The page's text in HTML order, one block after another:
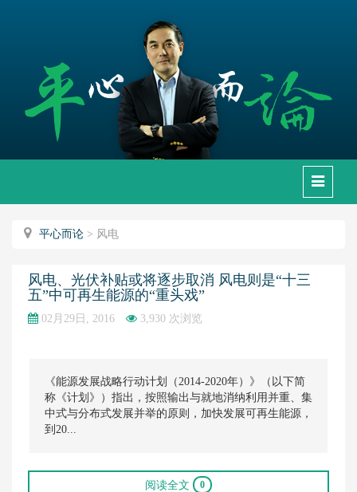
下
拉
平心而论 > 风电
风电、光伏补贴或将逐步取消 风电则是“十三
五”中可再生能源的“重头戏”
02月29日, 2016 3,930 次浏览
《能源发展战略行动计划（2014-2020年）》（以下简
称《计划》）指出，按照输出与就地消纳利用并重、集
中式与分布式发展并举的原则，加快发展可再生能源，
到20...
阅读全文 0